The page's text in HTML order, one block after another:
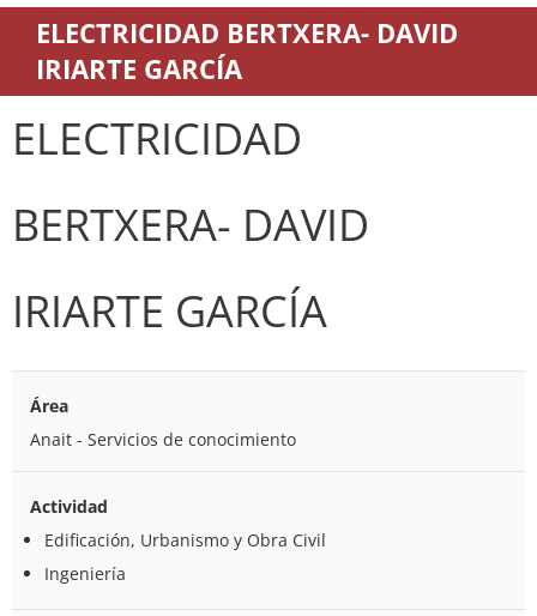
ELECTRICIDAD BERTXERA- DAVID
IRIARTE GARCÍA
ELECTRICIDAD
BERTXERA- DAVID
IRIARTE GARCÍA
Área
Anait - Servicios de conocimiento
Actividad
Edificación, Urbanismo y Obra Civil
Ingeniería